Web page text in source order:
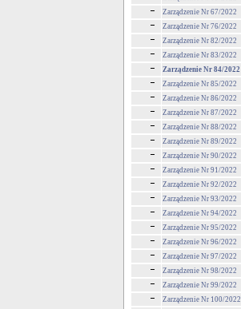
Zarządzenie Nr 67/2022
Zarządzenie Nr 76/2022
Zarządzenie Nr 82/2022
Zarządzenie Nr 83/2022
Zarządzenie Nr 84/2022
Zarządzenie Nr 85/2022
Zarządzenie Nr 86/2022
Zarządzenie Nr 87/2022
Zarządzenie Nr 88/2022
Zarządzenie Nr 89/2022
Zarządzenie Nr 90/2022
Zarządzenie Nr 91/2022
Zarządzenie Nr 92/2022
Zarządzenie Nr 93/2022
Zarządzenie Nr 94/2022
Zarządzenie Nr 95/2022
Zarządzenie Nr 96/2022
Zarządzenie Nr 97/2022
Zarządzenie Nr 98/2022
Zarządzenie Nr 99/2022
Zarządzenie Nr 100/2022